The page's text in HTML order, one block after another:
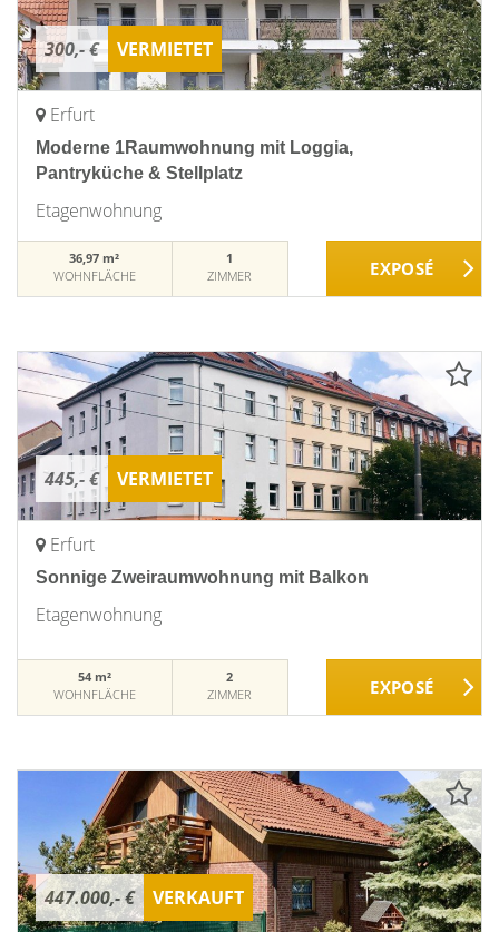
300,- € VERMIETET
Erfurt
Moderne 1Raumwohnung mit Loggia,
Pantryküche & Stellplatz
Etagenwohnung
36,97 m²
WOHNFLÄCHE
1
ZIMMER
445,- € VERMIETET
Erfurt
Sonnige Zweiraumwohnung mit Balkon
Etagenwohnung
54 m²
WOHNFLÄCHE
2
ZIMMER
447.000,- € VERKAUFT